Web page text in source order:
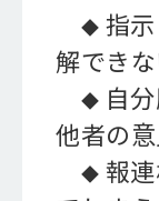
◆ 指
解でき
◆ 自
他者の
◆ 報